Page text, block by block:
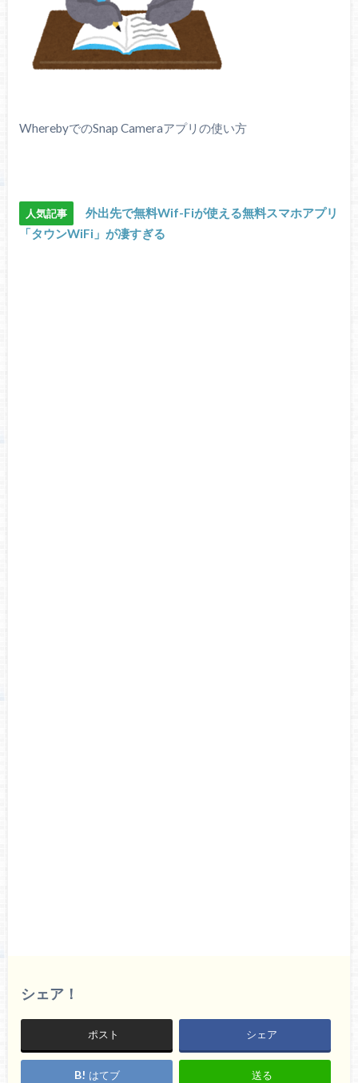
WherebyでのSnap Cameraアプリの使い方
人気記事
外出先で無料Wif-Fiが使える無料スマホアプリ
「タウンWiFi」が凄すぎる
シェア！
ポスト シェア
はてブ 送る